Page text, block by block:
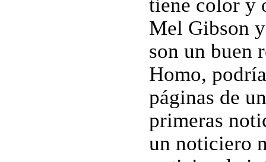
tiene color y
Mel Gibson
son un buen
Homo,
páginas de
primeras
un noticiero